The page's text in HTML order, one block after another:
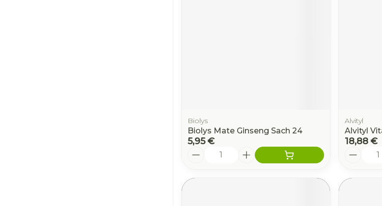
Biolys
Biolys Mate Ginseng Sach 24
5,95 €
Quantité
Alvityl
Alvityl
18,88 €
Quantité